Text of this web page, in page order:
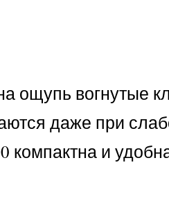
ощупь вогнутые
даже при
компактна и